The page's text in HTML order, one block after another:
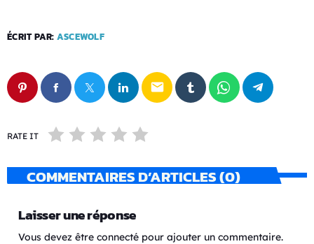
ÉCRIT PAR: ASCEWOLF
email
RATE IT
COMMENTAIRES D’ARTICLES (0)
Laisser une réponse
Vous devez être connecté pour ajouter un commentaire.